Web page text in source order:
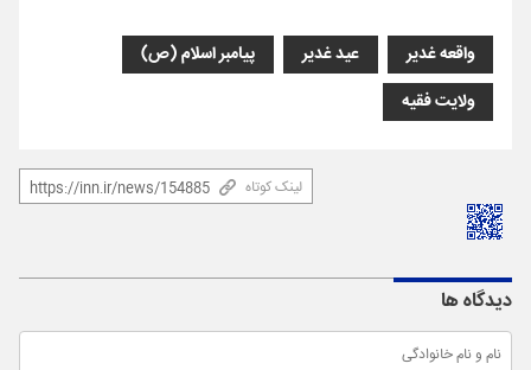
واقعه‌ غدیر عید غدیر
پیامبر اسلام (ص)
ولایت فقیه
لینک کوتاه
دیدگاه ها